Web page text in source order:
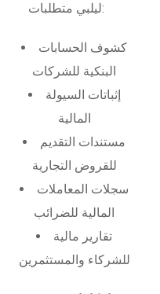
ليلبي متطلبات:
كشوف الحسابات
البنكية للشركات
إثباتات السيولة
المالية
مستندات التقديم
للقروض التجارية
سجلات المعاملات
المالية للضرائب
تقارير مالية
للشركاء والمستثمرين